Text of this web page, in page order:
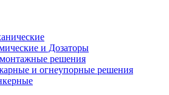
и Дозаторы
решения
и огнеупорные решения